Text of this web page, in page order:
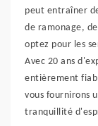
peut entraîner
de ramonage,
optez pour les
Avec 20 ans
entièrement
vous fournirons
tranquillité